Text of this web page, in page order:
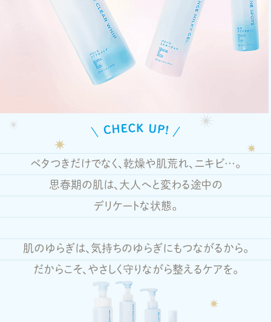
ベタつきだけでなく、乾燥や肌荒れ、ニキビ…。
思春期の肌は、大人へと変わる途中の
デリケートな状態。
肌のゆらぎは、気持ちのゆらぎにもつながるから。
だからこそ、やさしく守りながら整えるケアを。